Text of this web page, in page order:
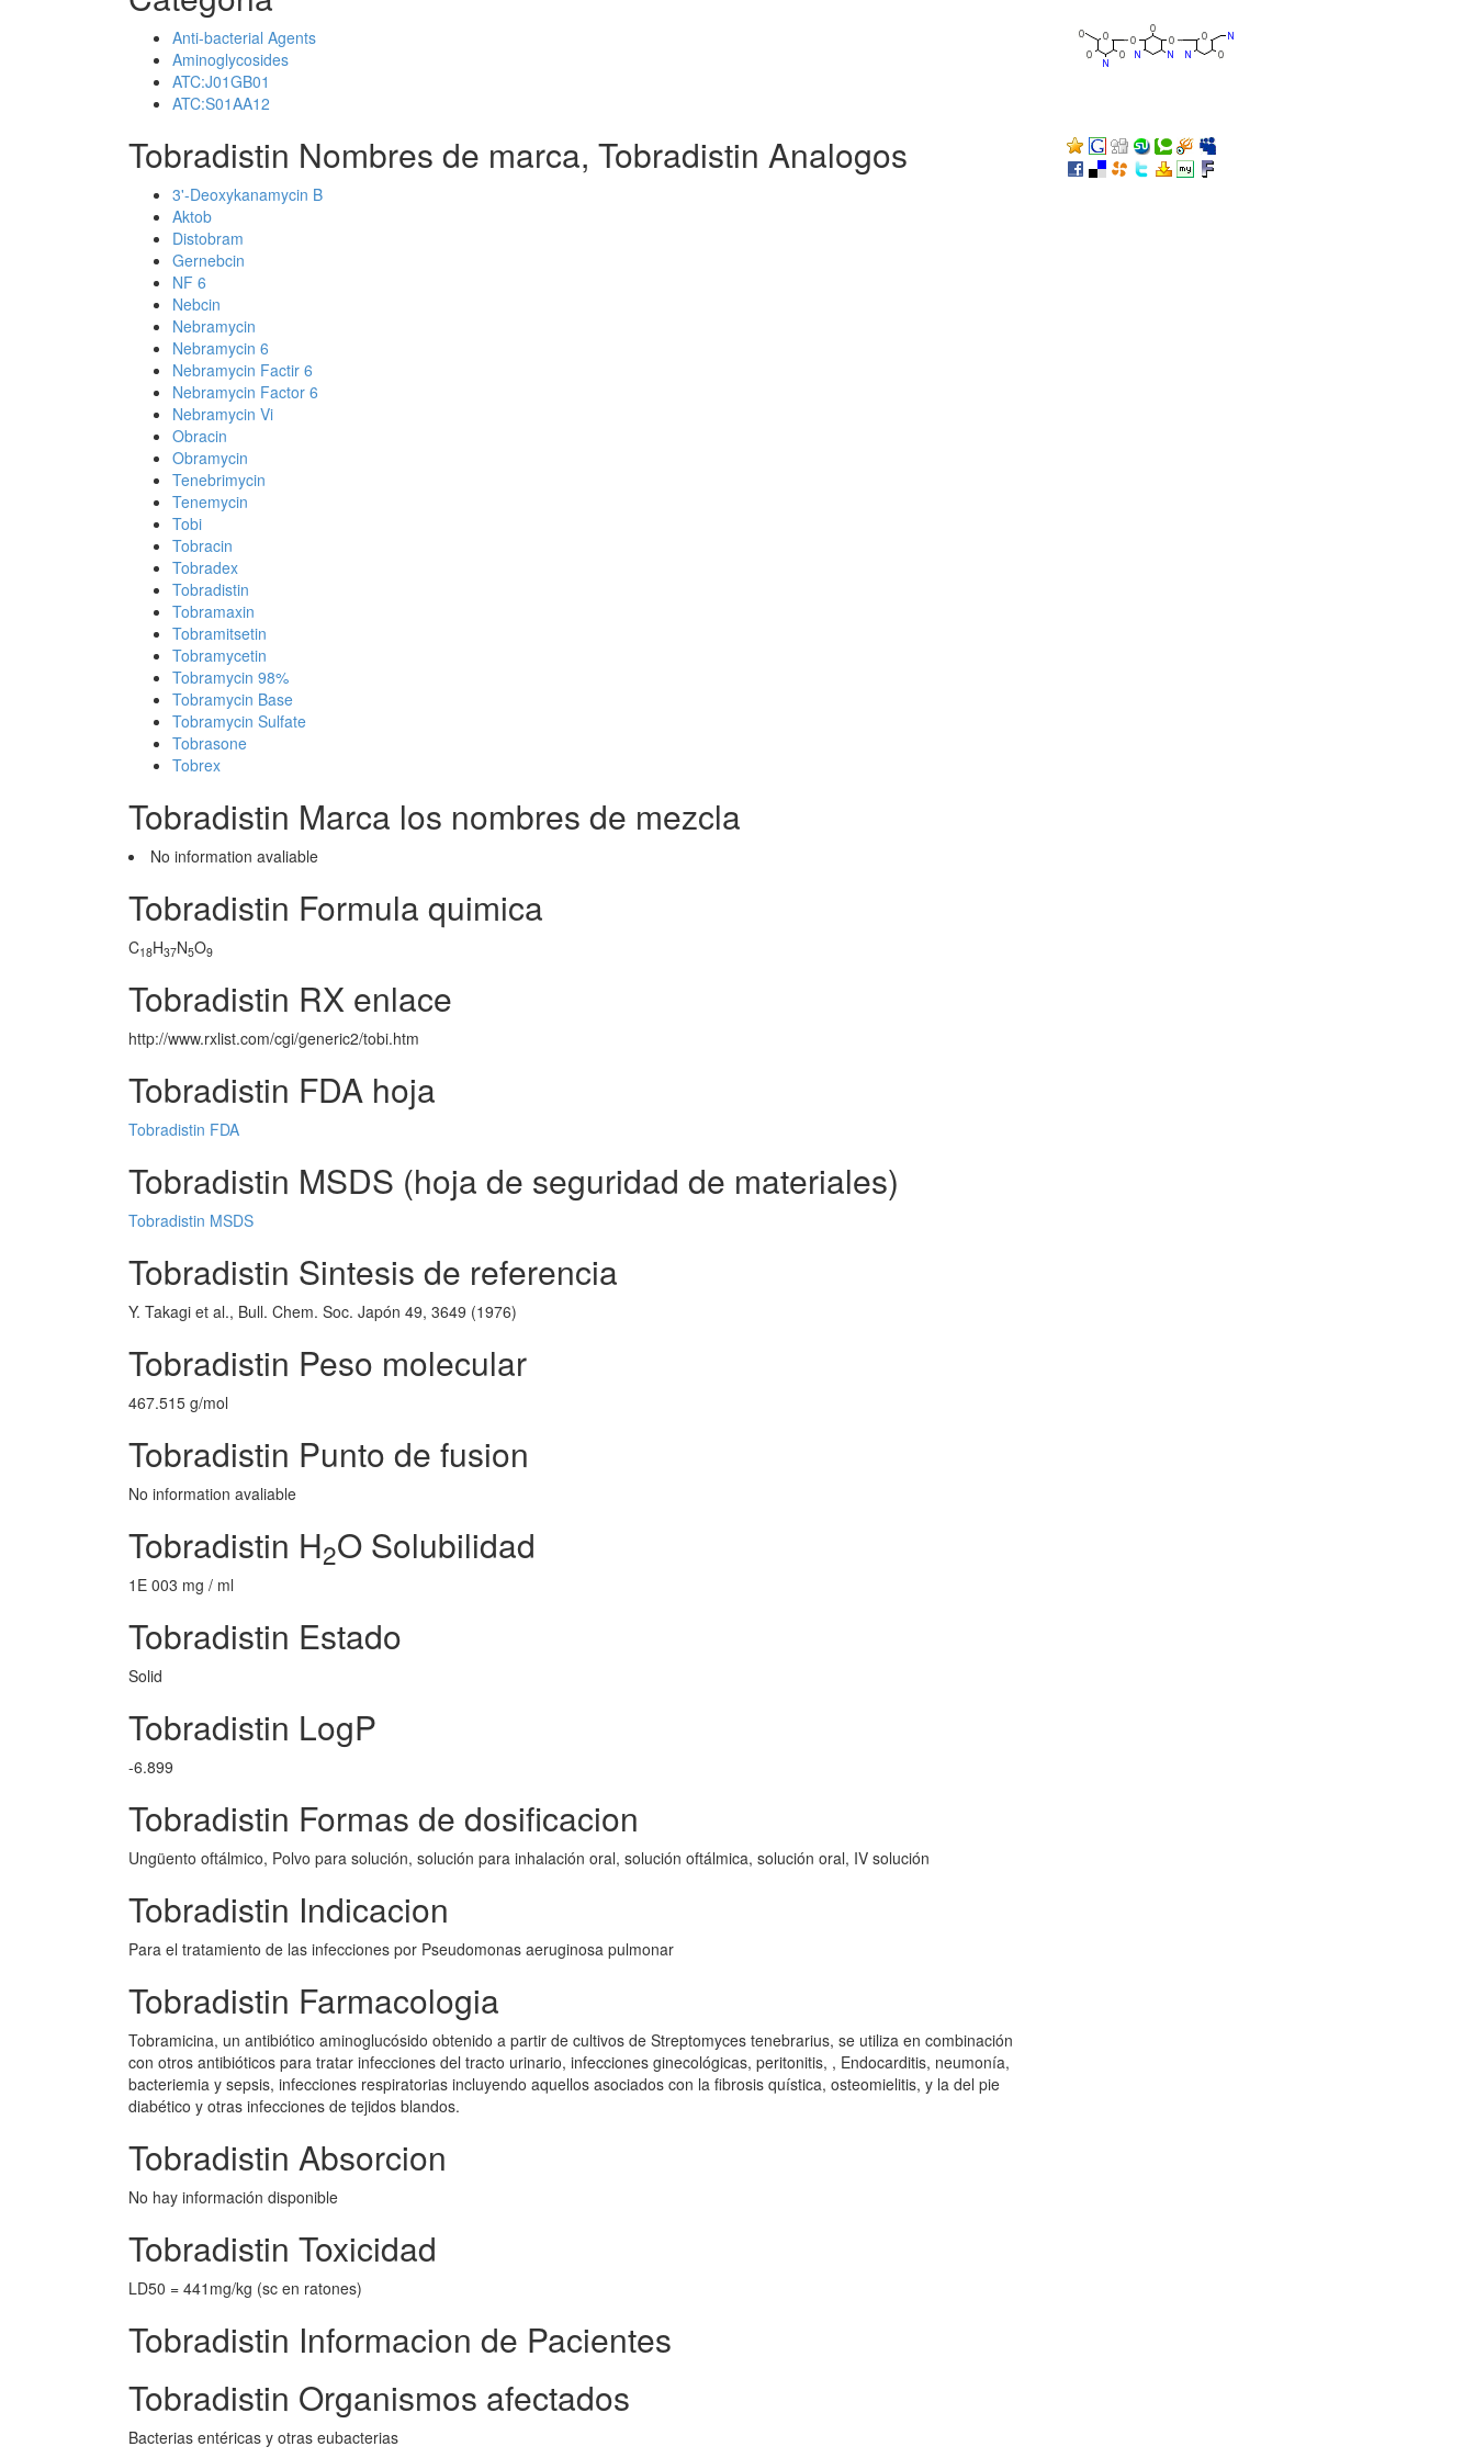
Anti-bacterial Agents
Aminoglycosides
ATC:J01GB01
ATC:S01AA12
Tobradistin Nombres de marca, Tobradistin Analogos
3'-Deoxykanamycin B
Aktob
Distobram
Gernebcin
NF 6
Nebcin
Nebramycin
Nebramycin 6
Nebramycin Factir 6
Nebramycin Factor 6
Nebramycin Vi
Obracin
Obramycin
Tenebrimycin
Tenemycin
Tobi
Tobracin
Tobradex
Tobradistin
Tobramaxin
Tobramitsetin
Tobramycetin
Tobramycin 98%
Tobramycin Base
Tobramycin Sulfate
Tobrasone
Tobrex
Tobradistin Marca los nombres de mezcla
No information avaliable
Tobradistin Formula quimica
C18H37N5O9
Tobradistin RX enlace
http://www.rxlist.com/cgi/generic2/tobi.htm
Tobradistin FDA hoja
Tobradistin FDA
Tobradistin MSDS (hoja de seguridad de materiales)
Tobradistin MSDS
Tobradistin Sintesis de referencia
Y. Takagi et al., Bull. Chem. Soc. Japón 49, 3649 (1976)
Tobradistin Peso molecular
467.515 g/mol
Tobradistin Punto de fusion
No information avaliable
Tobradistin H2O Solubilidad
1E 003 mg / ml
Tobradistin Estado
Solid
Tobradistin LogP
-6.899
Tobradistin Formas de dosificacion
Ungüento oftálmico, Polvo para solución, solución para inhalación oral, solución oftálmica, solución oral, IV solución
Tobradistin Indicacion
Para el tratamiento de las infecciones por Pseudomonas aeruginosa pulmonar
Tobradistin Farmacologia
Tobramicina, un antibiótico aminoglucósido obtenido a partir de cultivos de Streptomyces tenebrarius, se utiliza en combinación
con otros antibióticos para tratar infecciones del tracto urinario, infecciones ginecológicas, peritonitis, , Endocarditis, neumonía,
bacteriemia y sepsis, infecciones respiratorias incluyendo aquellos asociados con la fibrosis quística, osteomielitis, y la del pie
diabético y otras infecciones de tejidos blandos.
Tobradistin Absorcion
No hay información disponible
Tobradistin Toxicidad
LD50 = 441mg/kg (sc en ratones)
Tobradistin Informacion de Pacientes
Tobradistin Organismos afectados
Bacterias entéricas y otras eubacterias